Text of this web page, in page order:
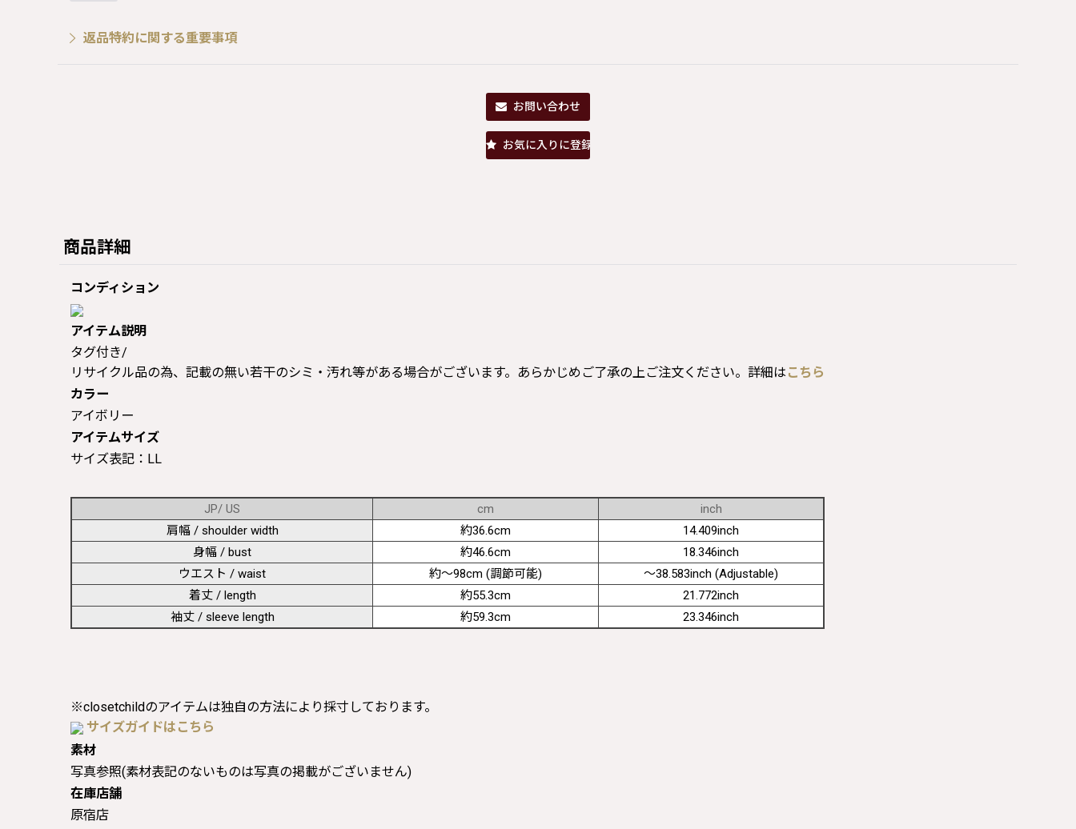
返品特約に関する重要事項
お問い合わせ
お気に入りに登録
商品詳細
コンディション
アイテム説明
タグ付き/
リサイクル品の為、記載の無い若干のシミ・汚れ等がある場合がございます。あらかじめご了承の上ご注文ください。詳細は こちら
カラー
アイボリー
アイテムサイズ
サイズ表記：LL
JP/ US cm
inch
肩幅 / shoulder width
約36.6cm
14.409inch
身幅 / bust
約46.6cm
18.346inch
ウエスト / waist
約〜98cm (調節可能)
〜38.583inch (Adjustable)
着丈 / length
約55.3cm
21.772inch
袖丈 / sleeve length
約59.3cm 23.346inch
※closetchildのアイテムは独自の方法により採寸しております。
サイズガイドはこちら
素材
写真参照(素材表記のないものは写真の掲載がございません)
在庫店舗
原宿店